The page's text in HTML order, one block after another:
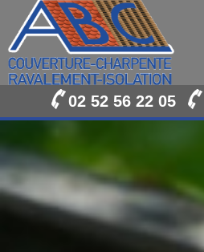
02 52 56 22 05